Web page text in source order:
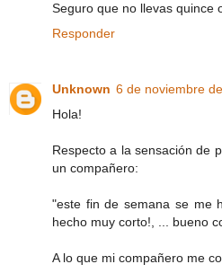
Seguro que no llevas quince
Responder
Unknown 6 de noviembre
Hola!
Respecto a la sensación de
un compañero:
"este fin de semana se me
hecho muy corto!, ... bueno
A lo que mi compañero me